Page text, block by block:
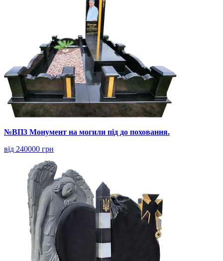
№ВП3 Монумент на могили під до поховання.
від 240000 грн